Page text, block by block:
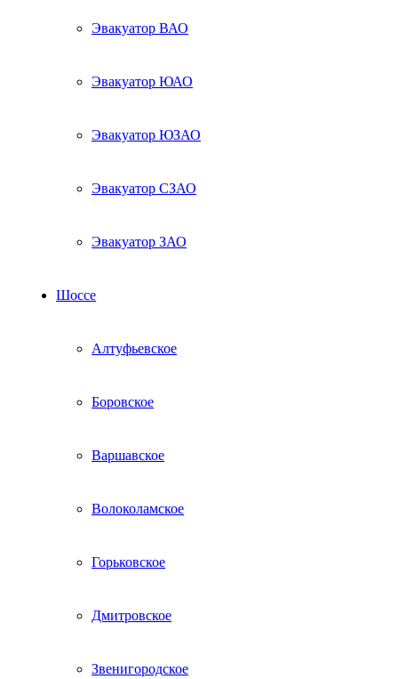
Эвакуатор ВАО
Эвакуатор ЮАО
Эвакуатор ЮЗАО
Эвакуатор СЗАО
Эвакуатор ЗАО
Шоссе
Алтуфьевское
Боровское
Варшавское
Волоколамское
Горьковское
Дмитровское
Звенигородское